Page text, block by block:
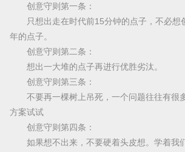
创意守则第一条：
只想出走在时代前15分钟的点子，不必想
年的点子。
创意守则第二条：
想出一大堆的点子再进行优胜劣汰。
创意守则第三条：
不要再一棵树上吊死，一个问题往往有很
方案试试
创意守则第四条：
如果想不出来，不要硬着头皮想。学着我